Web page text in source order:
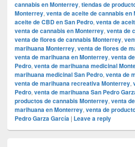
cannabis en Monterrey, tiendas de
Monterrey, venta de aceite de cannabis en
aceite de CBD en San Pedro, venta de
venta de cannabis en Monterrey, venta de
venta de flores de cannabis Monterrey,
marihuana Monterrey, venta de flores de
venta de marihuana en Monterrey, venta
Pedro, venta de marihuana medicinal
marihuana medicinal San Pedro, venta de
venta de marihuana recreativa Monterrey,
Pedro, venta de marihuana San Pedro
productos de cannabis Monterrey, venta
marihuana en Monterrey, venta de
Pedro Garza García | Leave a reply